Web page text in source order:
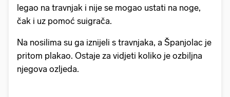
legao na travnjak i nije se mogao ustati na noge,
čak i uz pomoć suigrača.
Na nosilima su ga iznijeli s travnjaka, a Španjolac je
pritom plakao. Ostaje za vidjeti koliko je ozbiljna
njegova ozljeda.